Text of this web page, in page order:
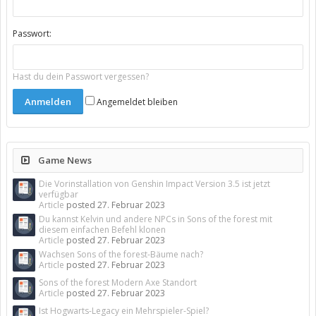
Passwort:
Hast du dein Passwort vergessen?
Angemeldet bleiben
Game News
Die Vorinstallation von Genshin Impact Version 3.5 ist jetzt
verfügbar
Article posted 27. Februar 2023
Du kannst Kelvin und andere NPCs in Sons of the forest mit
diesem einfachen Befehl klonen
Article posted 27. Februar 2023
Wachsen Sons of the forest-Bäume nach?
Article posted 27. Februar 2023
Sons of the forest Modern Axe Standort
Article posted 27. Februar 2023
Ist Hogwarts-Legacy ein Mehrspieler-Spiel?